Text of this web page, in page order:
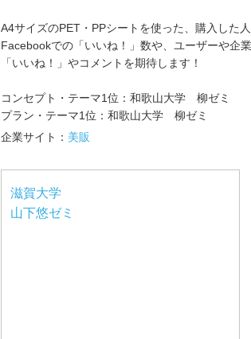
A4サイズのPET・PPシートを使った、購入した
Facebookでの「いいね！」数や、ユーザーや企
「いいね！」やコメントを期待します！
コンセプト・テーマ1位：和歌山大学 柳ゼミ
プラン・テーマ1位：和歌山大学 柳ゼミ
企業サイト： 美販
滋賀大学
山下悠ゼミ